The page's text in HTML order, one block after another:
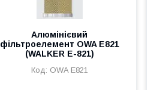
Алюмінієвий
фільтроелемент OWA E821
(WALKER E-821)
OWA E821